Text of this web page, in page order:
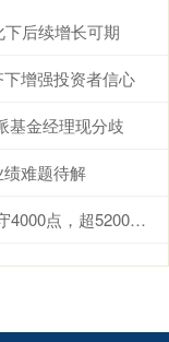
后续增长可期
增强投资者信心
基金经理现分歧
难题待解
博泰配资 A股三大指数大幅低开：沪指失守4000点，超5200股飘绿